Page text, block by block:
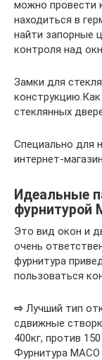
можно провести
находиться в
найти запорные
контроля над
Замки для
стеклянных
Специально для
интернет-
Идеальные
фурнитурой
Это вид окон и
очень
фурнитура
пользоваться
⇨ Лучший тип
сдвижные
400кг, против
Фурнитура